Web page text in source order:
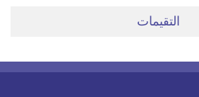
التقيمات